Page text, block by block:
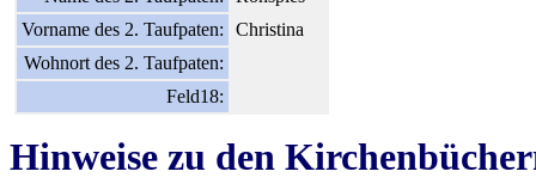
Vorname des 2. Taufpaten:
Christina
Wohnort des 2. Taufpaten:
Feld18:
Hinweise zu den